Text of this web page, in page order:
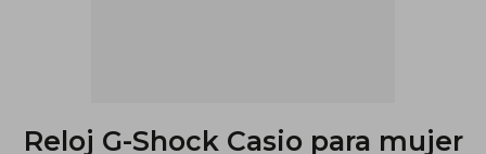
Reloj G-Shock Casio para mujer